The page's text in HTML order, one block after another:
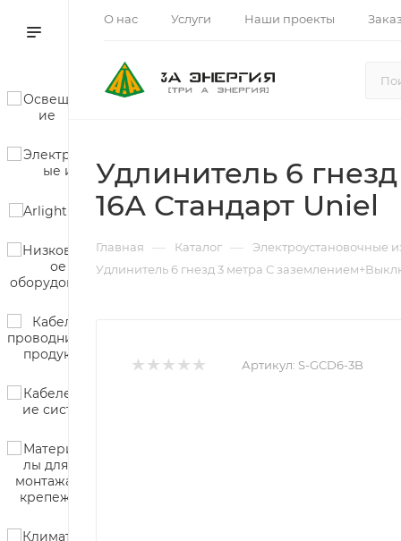
О нас Услуги Наши проекты
Удлинитель 6
16А Стандарт Uniel
Главная — Каталог —
Электроустановочные
Удлинитель 6 гнезд 3 метра С
Артикул: S-GCD6-3B